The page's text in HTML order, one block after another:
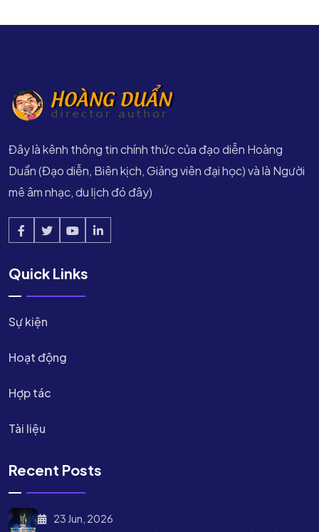
Đây là kênh thông tin chính thức của đạo diễn Hoàng
Duẩn (Đạo diễn, Biên kịch, Giảng viên đại học) và là Người
mê âm nhạc, du lịch đó đây)
Quick Links
Sự kiện
Hoạt động
Hợp tác
Tài liệu
Recent Posts
23 Jun, 2026